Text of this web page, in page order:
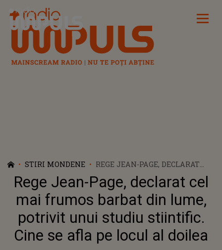
Radio Impuls
STIRI MONDENE
REGE JEAN-PAGE, DECLARAT
CEL MAI FRUMOS BARBAT DIN
LUME, POTRIVIT UNUI STUDIU
STIINTIFIC. CINE SE AFLA PE
LOCUL AL DOILEA
Rege Jean-Page, declarat cel
mai frumos barbat din lume,
potrivit unui studiu stiintific.
Cine se afla pe locul al doilea